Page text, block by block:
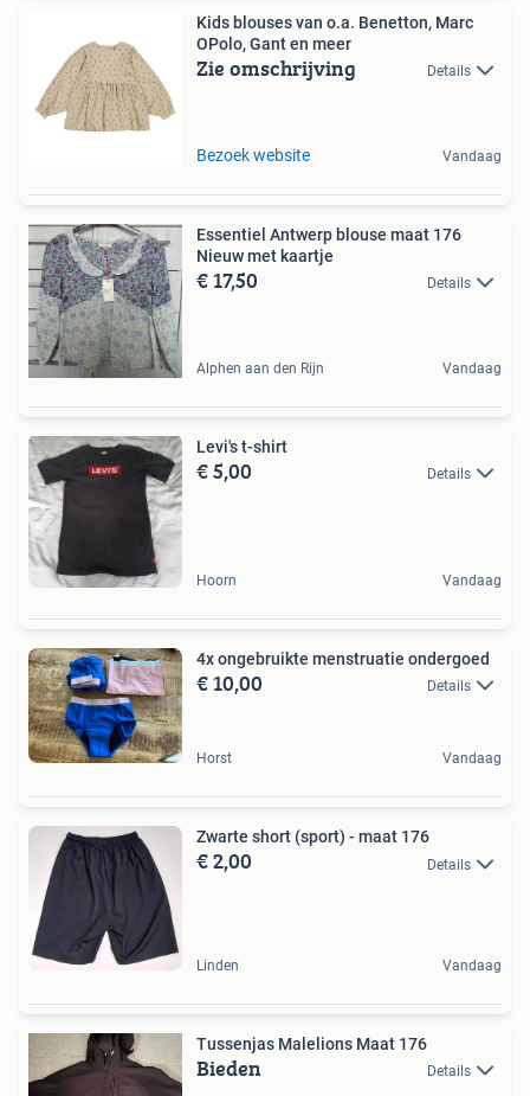
Kids blouses van o.a. Benetton, Marc
OPolo, Gant en meer
Zie omschrijving Details
Bezoek website Vandaag
Essentiel Antwerp blouse maat 176
Nieuw met kaartje
€ 17,50 Details
Alphen aan den Rijn Vandaag
Levi's t-shirt
€ 5,00 Details
Hoorn Vandaag
4x ongebruikte menstruatie ondergoed
€ 10,00 Details
Horst Vandaag
Zwarte short (sport) - maat 176
€ 2,00 Details
Linden Vandaag
Tussenjas Malelions Maat 176
Bieden Details